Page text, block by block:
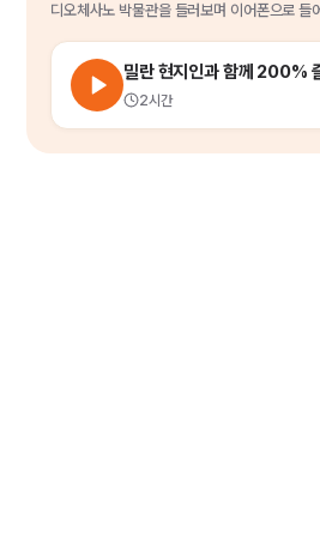
디오체사노 박물관을들러보며 이어폰으로 들
밀란 현지인과 함께 200%
2시간